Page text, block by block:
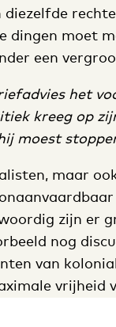
diezelfde
dingen moet
een
het
kreeg op
moest
maar
zijn er
nog
van
vrijheid